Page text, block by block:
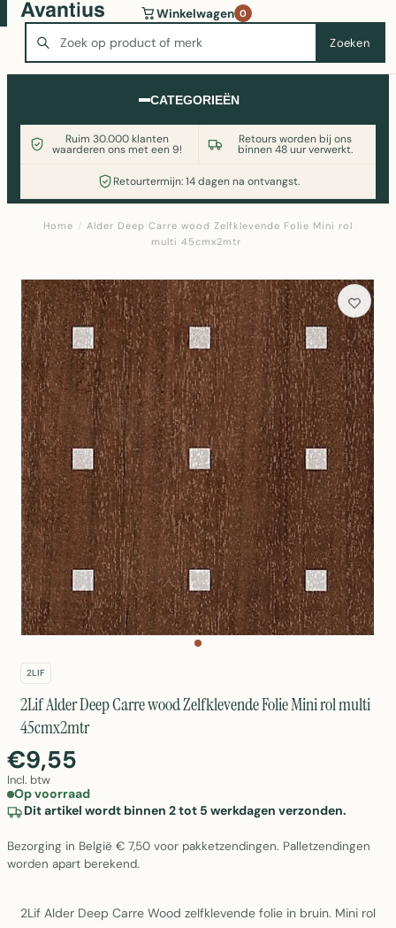
Zoeken
Winkelwagen 0
CATEGORIEËN
Ruim 30.000 klanten
waarderen ons met een 9!
Retours worden bij ons
binnen 48 uur verwerkt.
Retourtermijn: 14 dagen na ontvangst.
Wasmachine of koelkast nodig? Vergelijk alle prijzen op
Witgoedaanbod.nl
Home / Alder Deep Carre wood Zelfklevende Folie Mini rol
multi 45cmx2mtr
2LIF
2Lif Alder Deep Carre wood Zelfklevende Folie Mini rol multi
45cmx2mtr
€9,55
Incl. btw
Op voorraad
Dit artikel wordt binnen 2 tot 5 werkdagen verzonden.
Bezorging in België € 7,50 voor pakketzendingen. Palletzendingen
worden apart berekend.
2Lif Alder Deep Carre Wood zelfklevende folie in bruin. Mini rol